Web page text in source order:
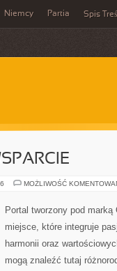
Niemcy Partia Spis
MOŻLIWOŚĆ
Portal tworzony pod
miejsce, które integruje
harmonii oraz
mogą znaleźć tutaj